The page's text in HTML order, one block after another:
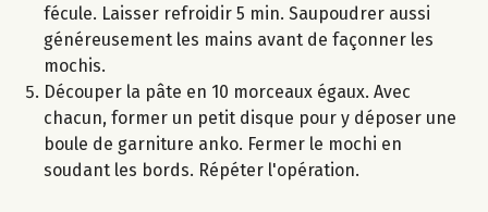
fécule. Laisser refroidir 5 min. Saupoudrer aussi
généreusement les mains avant de façonner les
mochis.
Découper la pâte en 10 morceaux égaux. Avec
chacun, former un petit disque pour y déposer une
boule de garniture anko. Fermer le mochi en
soudant les bords. Répéter l'opération.